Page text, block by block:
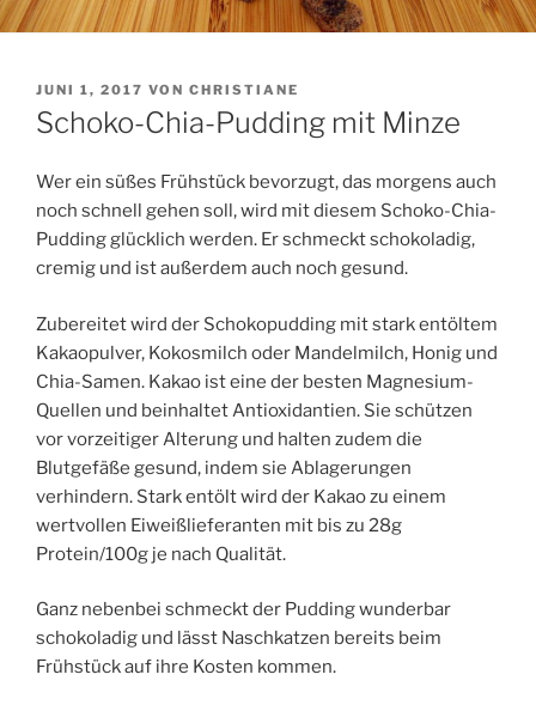
VERÖFFENTLICHT
AM
JUNI 1, 2017 VON CHRISTIANE
Schoko-Chia-Pudding mit Minze
Wer ein süßes Frühstück bevorzugt, das morgens auch
noch schnell gehen soll, wird mit diesem Schoko-Chia-
Pudding glücklich werden. Er schmeckt schokoladig,
cremig und ist außerdem auch noch gesund.
Zubereitet wird der Schokopudding mit stark entöltem
Kakaopulver, Kokosmilch oder Mandelmilch, Honig und
Chia-Samen. Kakao ist eine der besten Magnesium-
Quellen und beinhaltet Antioxidantien. Sie schützen
vor vorzeitiger Alterung und halten zudem die
Blutgefäße gesund, indem sie Ablagerungen
verhindern. Stark entölt wird der Kakao zu einem
wertvollen Eiweißlieferanten mit bis zu 28g
Protein/100g je nach Qualität.
Ganz nebenbei schmeckt der Pudding wunderbar
schokoladig und lässt Naschkatzen bereits beim
Frühstück auf ihre Kosten kommen.